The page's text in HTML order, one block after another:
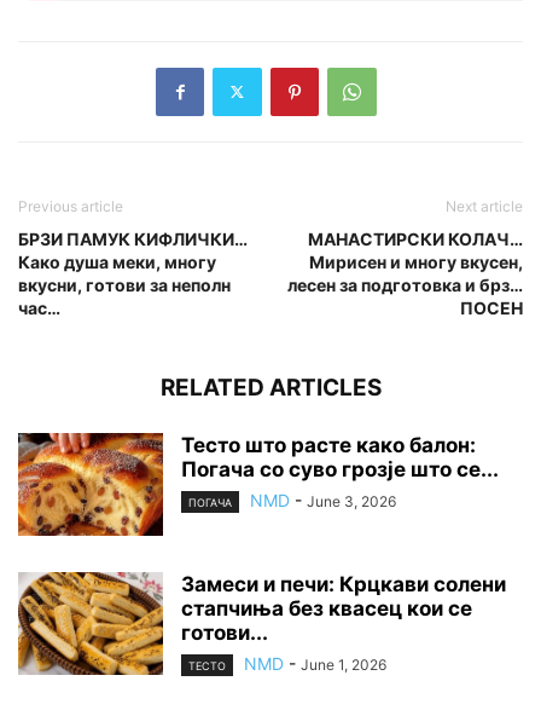
Previous article
БРЗИ ПАМУК КИФЛИЧКИ…
Како дyша меки, многу
вкусни, готови за неполн
час…
Next article
МАНАСТИРСКИ КОЛАЧ…
Мирисен и многу вкусен,
лесен за подготовка и брз…
ПОСЕН
RELATED ARTICLES
Тесто што расте како балон:
Погача со суво грозје што се...
ПОГАЧА NMD - June 3, 2026
Замеси и печи: Крцкави солени
стапчиња без квасец кои се
готови...
ТЕСТО NMD - June 1, 2026